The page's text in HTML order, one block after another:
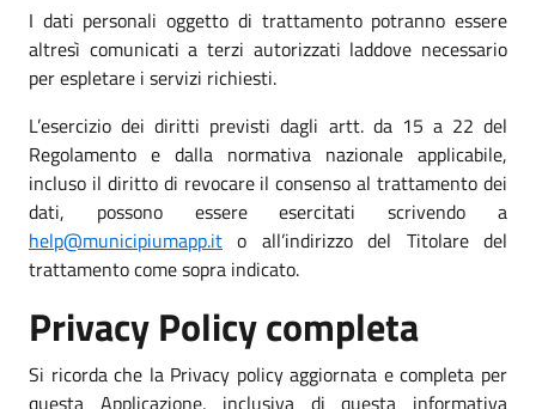
I dati personali oggetto di trattamento potranno essere
altresì comunicati a terzi autorizzati laddove necessario
per espletare i servizi richiesti.
L’esercizio dei diritti previsti dagli artt. da 15 a 22 del
Regolamento e dalla normativa nazionale applicabile,
incluso il diritto di revocare il consenso al trattamento dei
dati, possono essere esercitati scrivendo a
help@municipiumapp.it o all’indirizzo del Titolare del
trattamento come sopra indicato.
Privacy Policy completa
Si ricorda che la Privacy policy aggiornata e completa per
questa Applicazione, inclusiva di questa informativa